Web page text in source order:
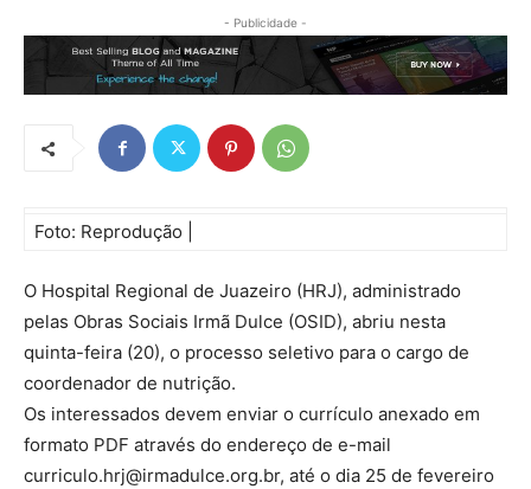
- Publicidade -
Foto: Reprodução |
O Hospital Regional de Juazeiro (HRJ), administrado
pelas Obras Sociais Irmã Dulce (OSID), abriu nesta
quinta-feira (20), o processo seletivo para o cargo de
coordenador de nutrição.
Os interessados devem enviar o currículo anexado em
formato PDF através do endereço de e-mail
curriculo.hrj@irmadulce.org.br, até o dia 25 de fevereiro